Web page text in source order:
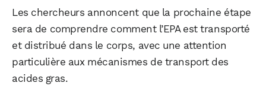
Les chercheurs annoncent que la prochaine étape
sera de comprendre comment l’EPA est transporté
et distribué dans le corps, avec une attention
particulière aux mécanismes de transport des
acides gras.